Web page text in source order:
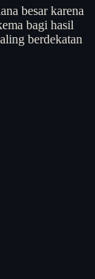
besar karena
bagi hasil
berdekatan